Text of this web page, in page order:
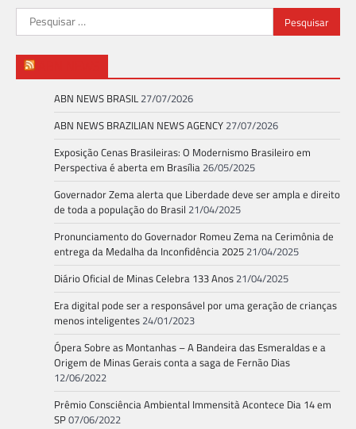
Pesquisar
por:
ABN NEWS BRASIL 27/07/2026
ABN NEWS BRAZILIAN NEWS AGENCY 27/07/2026
Exposição Cenas Brasileiras: O Modernismo Brasileiro em
Perspectiva é aberta em Brasília 26/05/2025
Governador Zema alerta que Liberdade deve ser ampla e direito
de toda a população do Brasil 21/04/2025
Pronunciamento do Governador Romeu Zema na Cerimônia de
entrega da Medalha da Inconfidência 2025 21/04/2025
Diário Oficial de Minas Celebra 133 Anos 21/04/2025
Era digital pode ser a responsável por uma geração de crianças
menos inteligentes 24/01/2023
Ópera Sobre as Montanhas – A Bandeira das Esmeraldas e a
Origem de Minas Gerais conta a saga de Fernão Dias
12/06/2022
Prêmio Consciência Ambiental Immensità Acontece Dia 14 em
SP07/06/2022